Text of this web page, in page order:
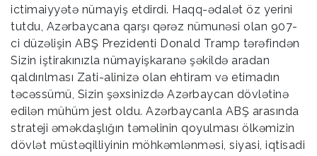
ictimaiyyətə nümayiş etdirdi. Haqq-ədalət öz yerini
tutdu, Azərbaycana qarşı qərəz nümunəsi olan 907-
ci düzəlişin ABŞ Prezidenti Donald Tramp tərəfindən
Sizin iştirakınızla nümayişkaranə şəkildə aradan
qaldırılması Zati-alinizə olan ehtiram və etimadın
təcəssümü, Sizin şəxsinizdə Azərbaycan dövlətinə
edilən mühüm jest oldu. Azərbaycanla ABŞ arasında
strateji əməkdaşlığın təməlinin qoyulması ölkəmizin
dövlət müstəqilliyinin möhkəmlənməsi, siyasi, iqtisadi